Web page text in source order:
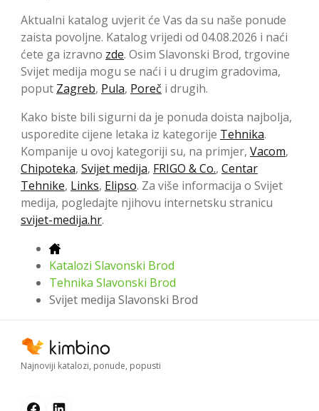
Aktualni katalog uvjerit će Vas da su naše ponude
zaista povoljne. Katalog vrijedi od 04.08.2026 i naći
ćete ga izravno zde. Osim Slavonski Brod, trgovine
Svijet medija mogu se naći i u drugim gradovima,
poput Zagreb, Pula, Poreč i drugih.
Kako biste bili sigurni da je ponuda doista najbolja,
usporedite cijene letaka iz kategorije Tehnika.
Kompanije u ovoj kategoriji su, na primjer, Vacom,
Chipoteka, Svijet medija, FRIGO & Co., Centar
Tehnike, Links, Elipso. Za više informacija o Svijet
medija, pogledajte njihovu internetsku stranicu
svijet-medija.hr.
Katalozi Slavonski Brod
Tehnika Slavonski Brod
Svijet medija Slavonski Brod
Najnoviji katalozi, ponude, popusti